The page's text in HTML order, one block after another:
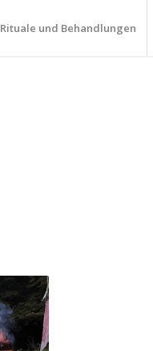
Rituale und Behandlungen